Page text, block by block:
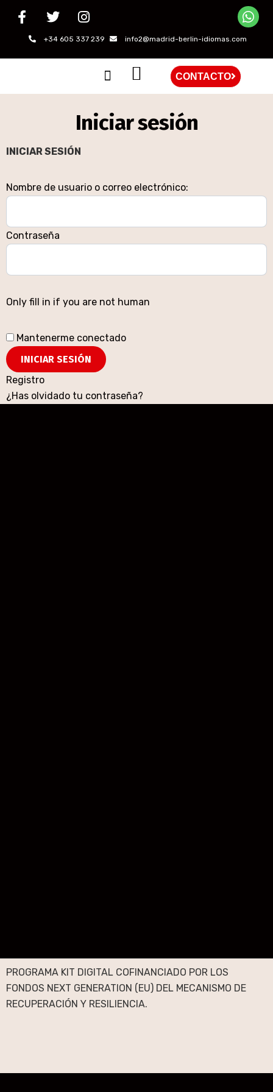
+34 605 337 239 info2@madrid-berlin-idiomas.com
CONTACTO
Iniciar sesión
INICIAR SESIÓN
Nombre de usuario o correo electrónico:
Contraseña
Only fill in if you are not human
Mantenerme conectado
Registro
¿Has olvidado tu contraseña?
PROGRAMA KIT DIGITAL COFINANCIADO POR LOS
FONDOS NEXT GENERATION (EU) DEL MECANISMO DE
RECUPERACIÓN Y RESILIENCIA.